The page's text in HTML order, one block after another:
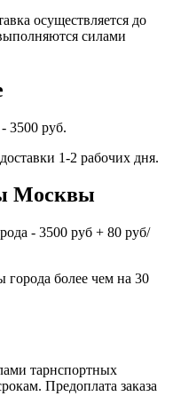
осуществляется до
силами
3500 руб.
1-2 рабочих дня.
Москвы
- 3500 руб + 80 руб/
более чем на 30
тарнспортных
Предоплата заказа